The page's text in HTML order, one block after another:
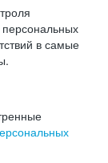
в самые